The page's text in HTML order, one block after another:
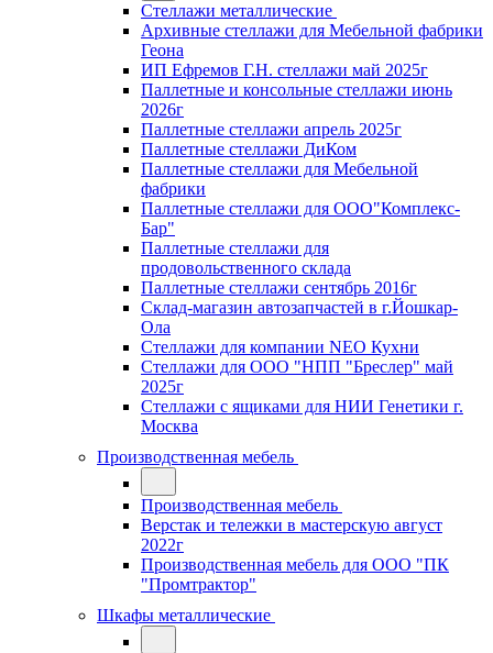
Стеллажи металлические
Архивные стеллажи для Мебельной фабрики
Геона
ИП Ефремов Г.Н. стеллажи май 2025г
Паллетные и консольные стеллажи июнь
2026г
Паллетные стеллажи апрель 2025г
Паллетные стеллажи ДиКом
Паллетные стеллажи для Мебельной
фабрики
Паллетные стеллажи для ООО"Комплекс-
Бар"
Паллетные стеллажи для
продовольственного склада
Паллетные стеллажи сентябрь 2016г
Склад-магазин автозапчастей в г.Йошкар-
Ола
Стеллажи для компании NEO Кухни
Стеллажи для ООО "НПП "Бреслер" май
2025г
Стеллажи с ящиками для НИИ Генетики г.
Москва
Производственная мебель
Производственная мебель
Верстак и тележки в мастерскую август
2022г
Производственная мебель для ООО "ПК
"Промтрактор"
Шкафы металлические